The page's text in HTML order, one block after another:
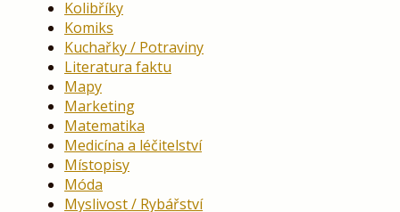
Kolibříky
Komiks
Kuchařky / Potraviny
Literatura faktu
Mapy
Marketing
Matematika
Medicína a léčitelství
Místopisy
Móda
Myslivost / Rybářství